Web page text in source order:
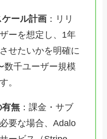
ール計画 ：リリ
ーを想定し、1年
せたいかを明確に
数千ユーザー規模
。
無 ：課金・サブ
要な場合、Adalo